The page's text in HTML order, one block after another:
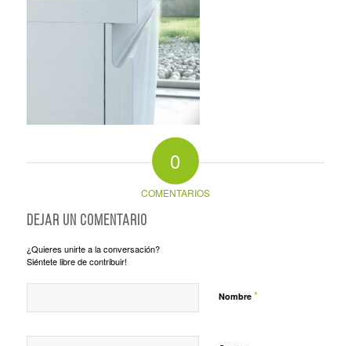
0
COMENTARIOS
Dejar un comentario
¿Quieres unirte a la conversación?
Siéntete libre de contribuir!
Nombre *